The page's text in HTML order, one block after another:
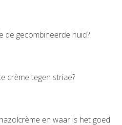
de gecombineerde huid?
crème tegen striae?
en waar is het goed